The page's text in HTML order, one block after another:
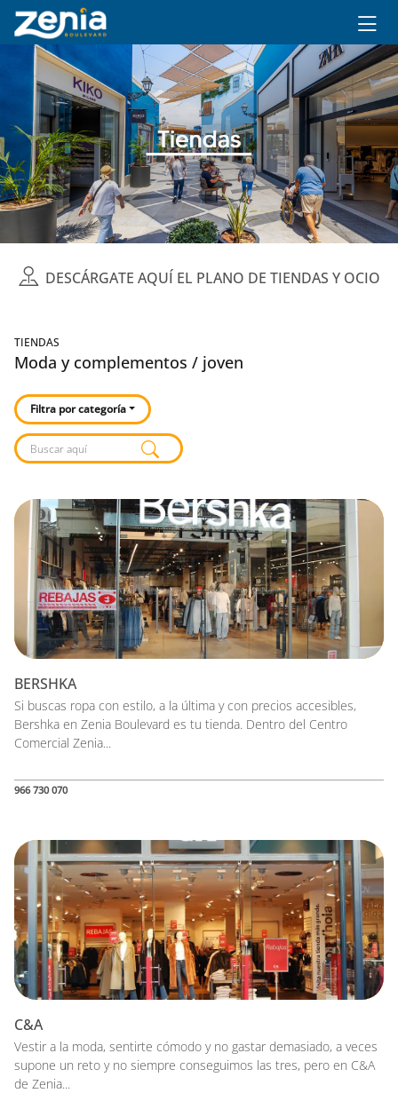
Ir al contenido principal
DESCÁRGATE AQUÍ EL PLANO DE TIENDAS Y OCIO
TIENDAS
Moda y complementos / joven
Filtra por categoría
Listado de locales
BERSHKA
Si buscas ropa con estilo, a la última y con precios accesibles,
Bershka en Zenia Boulevard es tu tienda. Dentro del Centro
Comercial Zenia...
966 730 070
C&A
Vestir a la moda, sentirte cómodo y no gastar demasiado, a veces
supone un reto y no siempre conseguimos las tres, pero en C&A
de Zenia...